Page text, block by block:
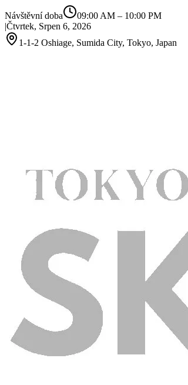
Návštěvní doba 09:00 AM – 10:00 PM
|Čtvrtek, Srpen 6, 2026
1-1-2 Oshiage, Sumida City, Tokyo, Japan